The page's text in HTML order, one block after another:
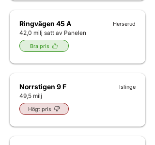
Ringvägen 45 A
42,0 milj satt av Panelen
Bra pris
Herserud
Norrstigen 9 F
49,5 milj
Högt pris
Islinge